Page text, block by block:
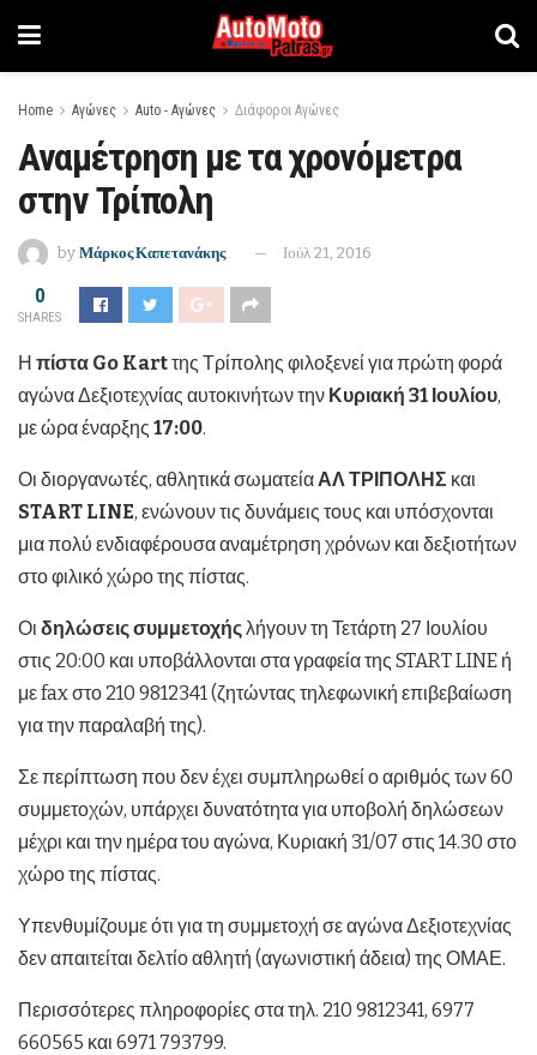
Home Αγώνες Auto - Αγώνες Διάφοροι Αγώνες
Αναμέτρηση με τα χρονόμετρα
στην Τρίπολη
by Μάρκος Καπετανάκης Ιούλ 21, 2016
0
SHARES
Η πίστα Go Kartτης Τρίπολης φιλοξενεί για πρώτη φορά
αγώνα Δεξιοτεχνίας αυτοκινήτων την Κυριακή 31 Ιουλίου,
με ώρα έναρξης 17:00.
Οι διοργανωτές, αθλητικά σωματείαΑΛ ΤΡΙΠΟΛΗΣ και
START LINE, ενώνουν τις δυνάμεις τους και υπόσχονται
μια πολύ ενδιαφέρουσα αναμέτρηση χρόνων και δεξιοτήτων
στο φιλικό χώρο της πίστας.
Οι δηλώσεις συμμετοχήςλήγουν τη Τετάρτη 27 Ιουλίου
στις 20:00 και υποβάλλονται στα γραφεία της START LINE ή
με fax στο 210 9812341 (ζητώντας τηλεφωνική επιβεβαίωση
για την παραλαβή της).
Σε περίπτωση που δεν έχει συμπληρωθεί ο αριθμός των 60
συμμετοχών, υπάρχει δυνατότητα για υποβολή δηλώσεων
μέχρι και την ημέρα του αγώνα, Κυριακή 31/07 στις 14.30 στο
χώρο της πίστας.
Υπενθυμίζουμε ότι για τη συμμετοχή σε αγώνα Δεξιοτεχνίας
δεν απαιτείται δελτίο αθλητή (αγωνιστική άδεια) της ΟΜΑΕ.
Περισσότερες πληροφορίες στα τηλ. 210 9812341, 6977
660565 και 6971 793799.